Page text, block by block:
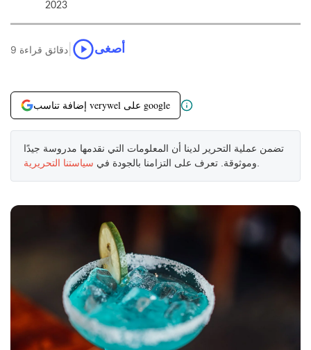
2023
9 دقائق قراءة أصغى
إضافة تناسب verywel على google
تضمن عملية التحرير لدينا أن المعلومات التي نقدمها مدروسة جيدًا
وموثوقة. تعرف على التزامنا بالجودة في سياستنا التحريرية